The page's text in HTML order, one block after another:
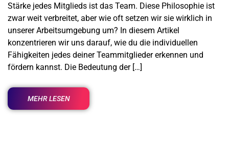
Stärke jedes Mitglieds ist das Team. Diese Philosophie ist
zwar weit verbreitet, aber wie oft setzen wir sie wirklich in
unserer Arbeitsumgebung um? In diesem Artikel
konzentrieren wir uns darauf, wie du die individuellen
Fähigkeiten jedes deiner Teammitglieder erkennen und
fördern kannst. Die Bedeutung der […]
MEHR LESEN